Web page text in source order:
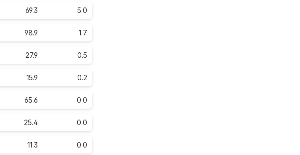
69.3 5.0
98.9 1.7
27.9 0.5
15.9 0.2
65.6 0.0
25.4 0.0
11.3 0.0